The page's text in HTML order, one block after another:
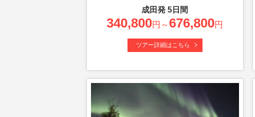
成田発5 日間
340,800円～ 676,800円
ツアー詳細はこちら